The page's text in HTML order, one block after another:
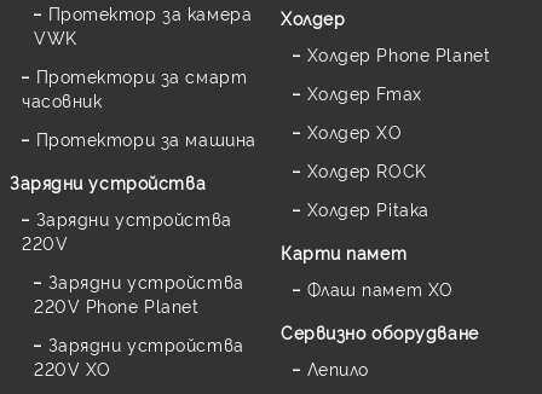
Протектор за камера
VWK
Протектори за смарт
часовник
Протектори за машина
Зарядни устройства
Зарядни устройства
220V
Зарядни устройства
220V Phone Planet
Зарядни устройства
220V XO
Холдер
Холдер Phone Planet
Холдер Fmax
Холдер XO
Холдер ROCK
Холдер Pitaka
Карти памет
Флаш памет XO
Сервизно оборудване
Лепило